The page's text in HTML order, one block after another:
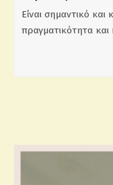
Είναι σημαντικό και
πραγματικότητα